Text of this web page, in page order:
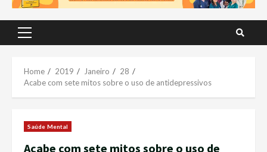
Primary
Home 2019 Janeiro
28
Acabe com sete mitos sobre o uso de antidepressivos
Saúde Mental
Acabe com sete mitos sobre o uso de